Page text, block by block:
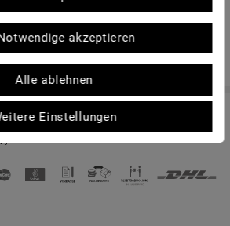
vorbehalten. - sportkopf Helme und Brillen für den
/
akzeptieren
Alle ablehnen
Einstellungen